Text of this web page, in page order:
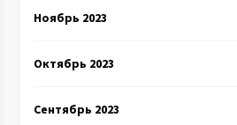
Ноябрь 2023
Октябрь 2023
Сентябрь 2023